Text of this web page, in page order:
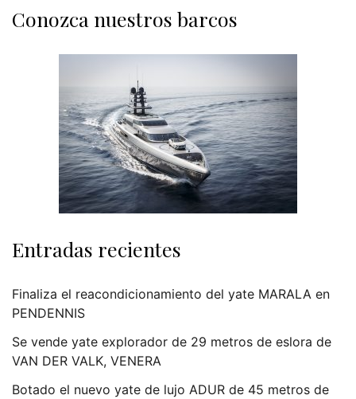
Conozca nuestros barcos
Entradas recientes
Finaliza el reacondicionamiento del yate MARALA en
PENDENNIS
Se vende yate explorador de 29 metros de eslora de
VAN DER VALK, VENERA
Botado el nuevo yate de lujo ADUR de 45 metros de